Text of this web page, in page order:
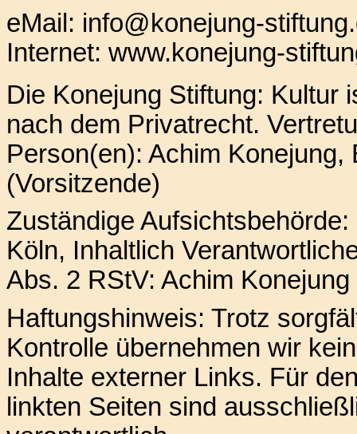
eMail: info@konejung-
Internet: www.konejung-
Die Konejung Stiftung: Kultur
nach dem Privatrecht.
Person(en): Achim Konejung,
(Vorsitzende)
Zuständige
Köln, Inhaltlich
Abs. 2 RStV: Achim
Haftungshinweis: Trotz
Kontrolle übernehmen wir
Inhalte externer Links. Für
linkten Seiten sind